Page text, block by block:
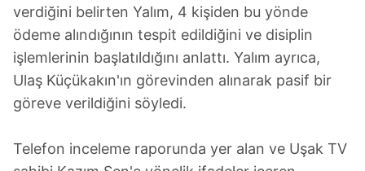
verdiğini belirten Yalım, 4 kişiden bu yönde
ödeme alındığının tespit edildiğini ve disiplin
işlemlerinin başlatıldığını anlattı. Yalım ayrıca,
Ulaş Küçükakın'ın görevinden alınarak pasif bir
göreve verildiğini söyledi.
Telefon inceleme raporunda yer alan ve Uşak TV